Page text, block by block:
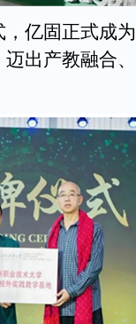
亿固正式成
出产教融合